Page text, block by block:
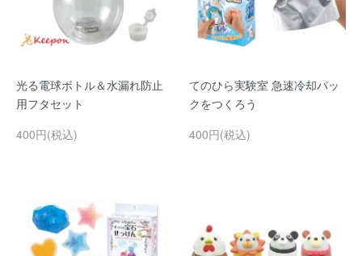
光る電球ボトル＆水漏れ防止
用フタセット
400円(税込)
てのひら実験室 急速冷却パッ
クをつくろう
400円(税込)